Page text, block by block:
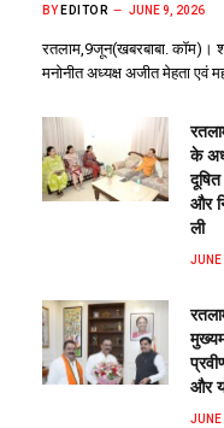
BY EDITOR JUNE 9, 2026
रतलाम,9जून(खबरबाबा. कॉम)।
मनोनीत अध्यक्ष अजीत मेहता एवं
के
और
ली
और